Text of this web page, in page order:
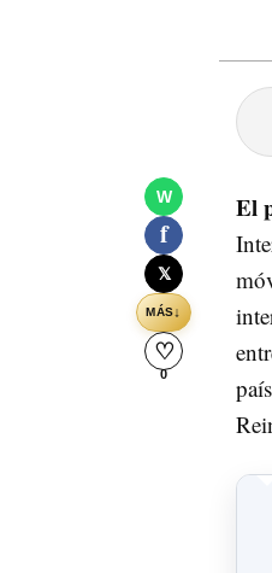
W
f
𝕏
MÁS↓
♡
0
El